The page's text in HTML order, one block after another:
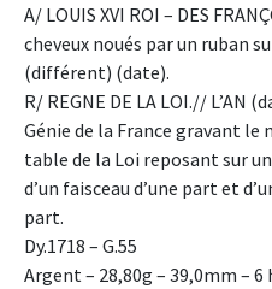
A/ LOUIS XVI ROI – DES
cheveux noués par un ruban
(différent) (date).
R/ REGNE DE LA LOI.// L’AN
Génie de la France gravant le
table de la Loi reposant sur
d’un faisceau d’une part et
part.
Dy.1718 – G.55
Argent – 28,80g – 39,0mm – 6